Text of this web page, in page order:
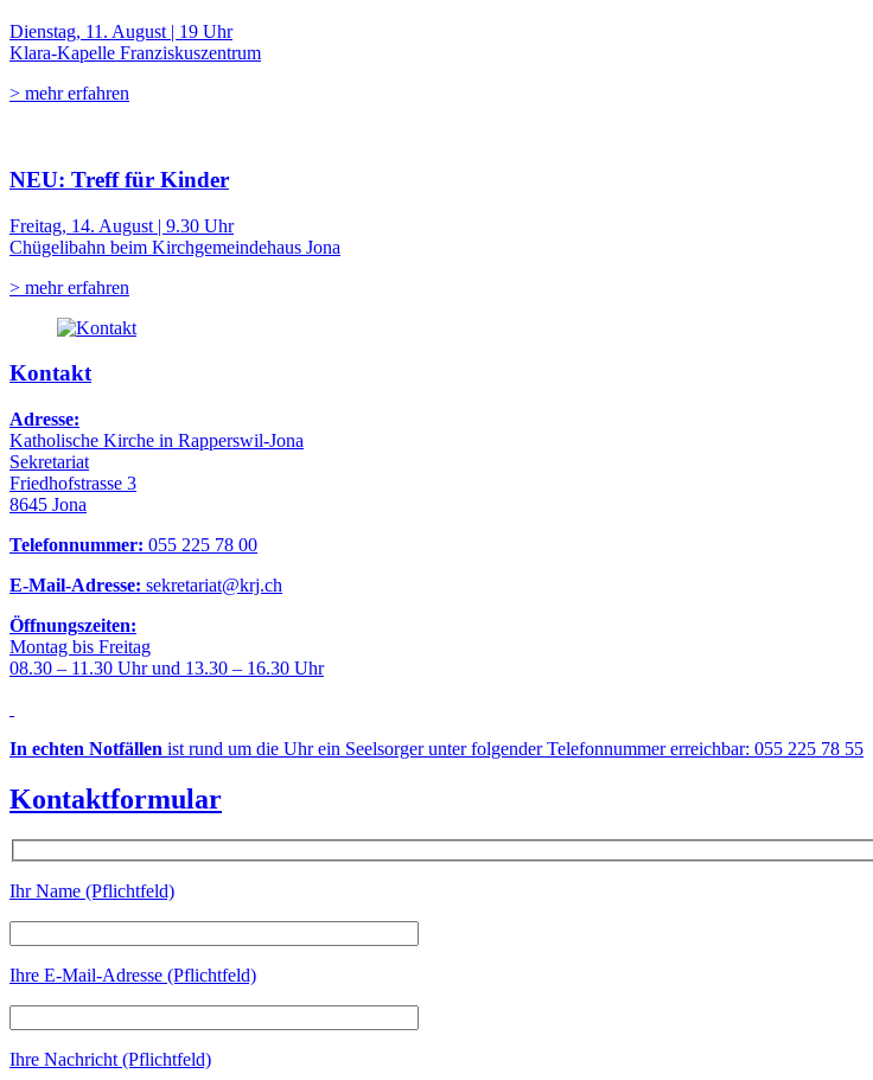
Dienstag, 11. August | 19 Uhr
Klara-Kapelle Franziskuszentrum
> mehr erfahren
NEU: Treff für Kinder
Freitag, 14. August | 9.30 Uhr
Chügelibahn beim Kirchgemeindehaus Jona
> mehr erfahren
Kontakt
Adresse:
Katholische Kirche in Rapperswil-Jona
Sekretariat
Friedhofstrasse 3
8645 Jona
Telefonnummer: 055 225 78 00
E-Mail-Adresse: sekretariat@krj.ch
Öffnungszeiten:
Montag bis Freitag
08.30 – 11.30 Uhr und 13.30 – 16.30 Uhr
In echten Notfällen ist rund um die Uhr ein Seelsorger unter folgender Telefonnummer erreichbar: 055 225 78 55
Kontaktformular
Ihr Name (Pflichtfeld)
Ihre E-Mail-Adresse (Pflichtfeld)
Ihre Nachricht (Pflichtfeld)